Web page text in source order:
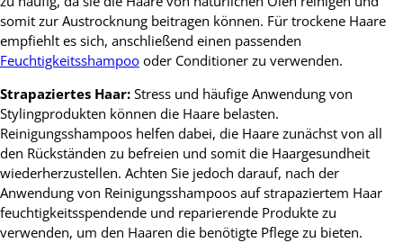
somit zur Austrocknung beitragen können. Für trockene Haare
empfiehlt es sich, anschließend einen passenden
Feuchtigkeitsshampoo oder Conditioner zu verwenden.
Strapaziertes Haar: Stress und häufige Anwendung von
Stylingprodukten können die Haare belasten.
Reinigungsshampoos helfen dabei, die Haare zunächst von all
den Rückständen zu befreien und somit die Haargesundheit
wiederherzustellen. Achten Sie jedoch darauf, nach der
Anwendung von Reinigungsshampoos auf strapaziertem Haar
feuchtigkeitsspendende und reparierende Produkte zu
verwenden, um den Haaren die benötigte Pflege zu bieten.